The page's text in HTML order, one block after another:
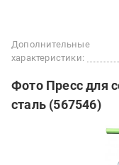
Дополнительные
характеристики:
Фото Пресс для
сталь (567546)